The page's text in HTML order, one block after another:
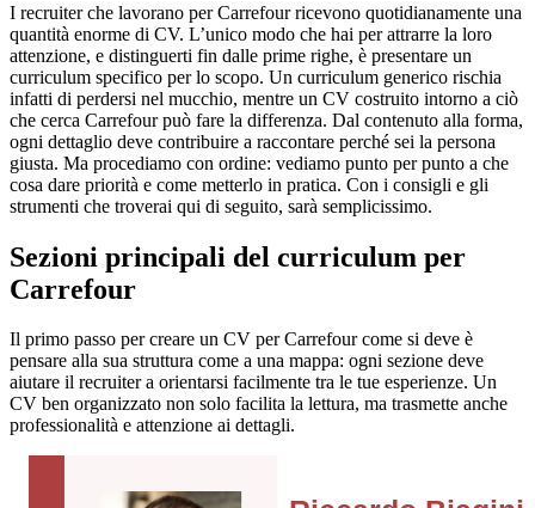
I recruiter che lavorano per Carrefour ricevono quotidianamente una
quantità enorme di CV. L’unico modo che hai per attrarre la loro
attenzione, e distinguerti fin dalle prime righe, è presentare un
curriculum specifico per lo scopo. Un curriculum generico rischia
infatti di perdersi nel mucchio, mentre un CV costruito intorno a ciò
che cerca Carrefour può fare la differenza. Dal contenuto alla forma,
ogni dettaglio deve contribuire a raccontare perché sei la persona
giusta. Ma procediamo con ordine: vediamo punto per punto a che
cosa dare priorità e come metterlo in pratica. Con i consigli e gli
strumenti che troverai qui di seguito, sarà semplicissimo.
Sezioni principali del curriculum per
Carrefour
Il primo passo per creare un CV per Carrefour come si deve è
pensare alla sua struttura come a una mappa: ogni sezione deve
aiutare il recruiter a orientarsi facilmente tra le tue esperienze. Un
CV ben organizzato non solo facilita la lettura, ma trasmette anche
professionalità e attenzione ai dettagli.